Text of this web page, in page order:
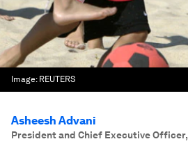
Image: REUTERS
Asheesh Advani
President and Chief Executive Officer,